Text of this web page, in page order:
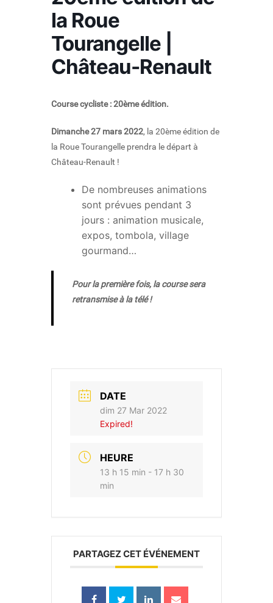
la Roue
Tourangelle |
Château-Renault
Course cycliste : 20ème édition.
Dimanche 27 mars 2022, la 20ème édition de
la Roue Tourangelle prendra le départ à
Château-Renault !
De nombreuses animations
sont prévues pendant 3
jours : animation musicale,
expos, tombola, village
gourmand…
Pour la première fois, la course sera
retransmise à la télé !
DATE
dim 27 Mar 2022
Expired!
HEURE
13 h 15 min - 17 h 30
min
PARTAGEZ CET ÉVÉNEMENT